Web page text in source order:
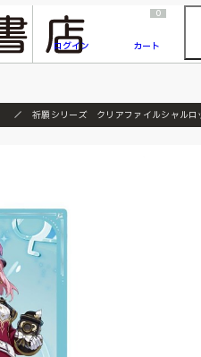
『ONE PIECE magazine 021 ONE PIECEカード付き同梱版』発売延期のご案内
ログイン
0
カート
祈願シリーズ クリアファイルシャルロ